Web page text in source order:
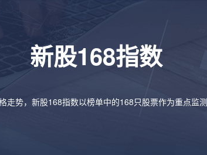
新股168指数
走势，新股168指数以榜单中的168只股票作为重点监